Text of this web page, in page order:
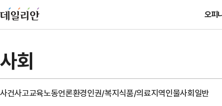
오피
사회
사건사고교육노동언론환경인권/복지식품/의료지역인물사회일반